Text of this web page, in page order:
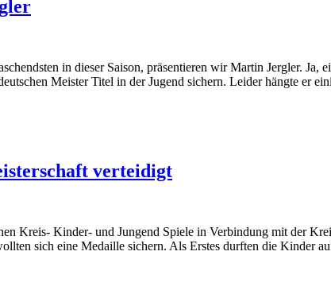
in dieser Saison, präsentieren wir Martin Jergler.
Meister Titel in der Jugend sichern. Leider hängte er
verteidigt
Kreis- Kinder- und Jungend Spiele in Verbindung mit der
sich eine Medaille sichern. Als Erstes durften die Kinder